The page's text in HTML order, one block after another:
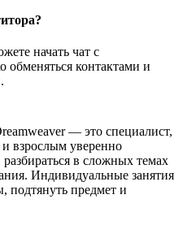
начать чат с
обменяться контактами и
— это специалист,
взрослым уверенно
в сложных темах
Индивидуальные занятия
подтянуть предмет и